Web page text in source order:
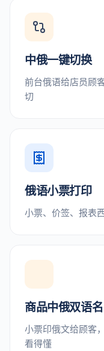
中俄一键切换
前台俄语给店员顾
切
俄语小票打印
小票、价签、报表
商品中俄双语名
小票印俄文给顾客
看得懂